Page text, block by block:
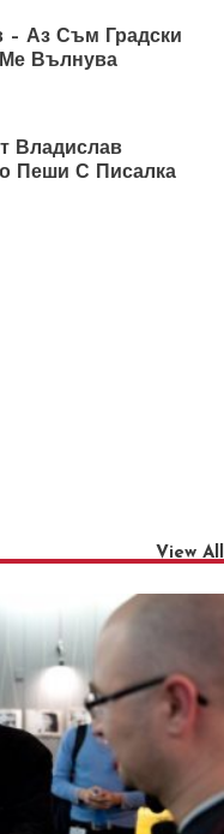
– Аз Съм Градски
Вълнува
Владислав
Пеши С Писалка
View All